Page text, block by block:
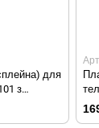
для
з
Б/У